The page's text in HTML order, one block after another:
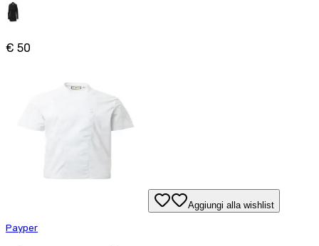
€ 50
Aggiungi alla wishlist
Payper